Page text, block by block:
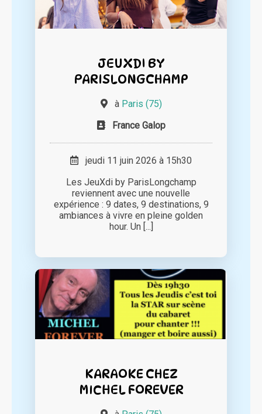
JEUXDI BY
PARISLONGCHAMP
à Paris (75)
France Galop
jeudi 11 juin 2026 à 15h30
Les JeuXdi by ParisLongchamp
reviennent avec une nouvelle
expérience : 9 dates, 9 destinations, 9
ambiances à vivre en pleine golden
hour. Un [...]
KARAOKE CHEZ
MICHEL FOREVER